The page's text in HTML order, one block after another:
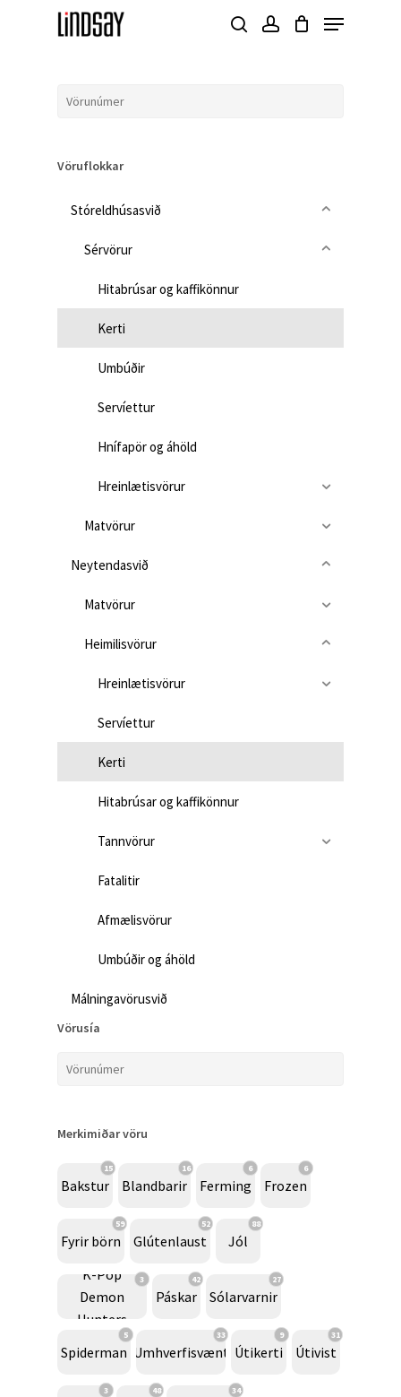
Menu
Vöruflokkar
Stóreldhúsasvið
Sérvörur
Hitabrúsar og kaffikönnur
Kerti
Umbúðir
Servíettur
Hnífapör og áhöld
Hreinlætisvörur
Matvörur
Neytendasvið
Matvörur
Heimilisvörur
Hreinlætisvörur
Servíettur
Kerti
Hitabrúsar og kaffikönnur
Tannvörur
Fatalitir
Afmælisvörur
Umbúðir og áhöld
Málningavörusvið
Vörusía
Merkimiðar vöru
15
Bakstur
16
Blandbarir
6
Ferming
6
Frozen
59
Fyrir börn
52
Glútenlaust
88
Jól
3
K-Pop
Demon
Hunters
42
Páskar
27
Sólarvarnir
5
Spiderman
33
Umhverfisvænt
9
Útikerti
31
Útivist
3 48 34